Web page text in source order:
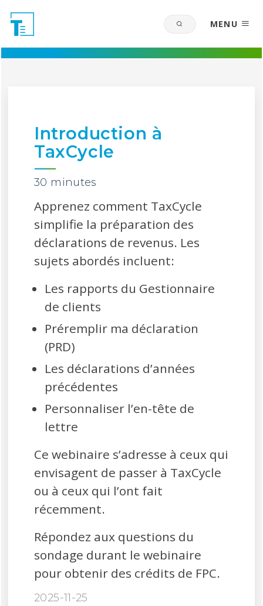
MENU
Introduction à
TaxCycle
30 minutes
Apprenez comment TaxCycle
simplifie la préparation des
déclarations de revenus. Les
sujets abordés incluent:
Les rapports du Gestionnaire
de clients
Préremplir ma déclaration
(PRD)
Les déclarations d’années
précédentes
Personnaliser l’en-tête de
lettre
Ce webinaire s’adresse à ceux qui
envisagent de passer à TaxCycle
ou à ceux qui l’ont fait
récemment.
Répondez aux questions du
sondage durant le webinaire
pour obtenir des crédits de FPC.
2025-11-25